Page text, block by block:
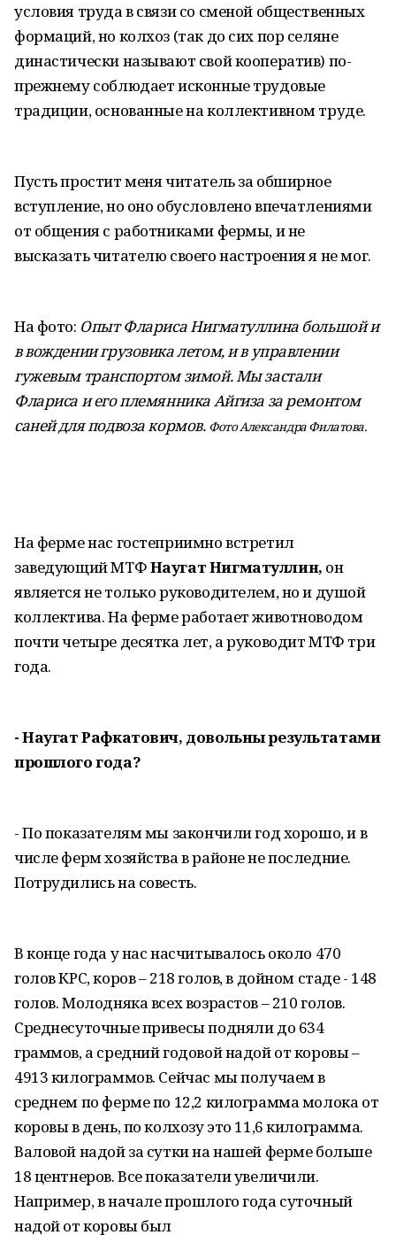
условия труда в связи со сменой общественных
формаций, но колхоз (так до сих пор селяне
династически называют свой кооператив) по-
прежнему соблюдает исконные трудовые
традиции, основанные на коллективном труде.
Пусть простит меня читатель за обширное
вступление, но оно обусловлено впечатлениями
от общения с работниками фермы, и не
высказать читателю своего настроения я не мог.
На фото: Опыт Флариса Нигматуллина большой и
в вождении грузовика летом, и в управлении
гужевым транспортом зимой. Мы застали
Флариса и его племянника Айгиза за ремонтом
саней для подвоза кормов. Фото Александра Филатова.
На ферме нас гостеприимно встретил
заведующий МТФНаугат Нигматуллин, он
является не только руководителем, но и душой
коллектива. На ферме работает животноводом
почти четыре десятка лет, а руководит МТФ три
года.
- Наугат Рафкатович, довольны результатами
прошлого года?
- По показателям мы закончили год хорошо, и в
числе ферм хозяйства в районе не последние.
Потрудились на совесть.
В конце года у нас насчитывалось около 470
голов КРС, коров – 218 голов, в дойном стаде - 148
голов. Молодняка всех возрастов – 210 голов.
Среднесуточные привесы подняли до 634
граммов, а средний годовой надой от коровы –
4913 килограммов. Сейчас мы получаем в
среднем по ферме по 12,2 килограмма молока от
коровы в день, по колхозу это 11,6 килограмма.
Валовой надой за сутки на нашей ферме больше
18 центнеров. Все показатели увеличили.
Например, в начале прошлого года суточный
надой от коровы был